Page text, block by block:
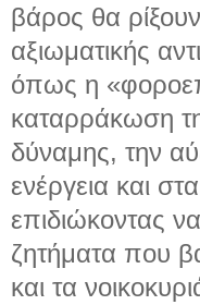
βάρος θα
αξιωματικής
όπως η
καταρράκωση
δύναμης, την
ενέργεια και
επιδιώκοντας
ζητήματα που
και τα